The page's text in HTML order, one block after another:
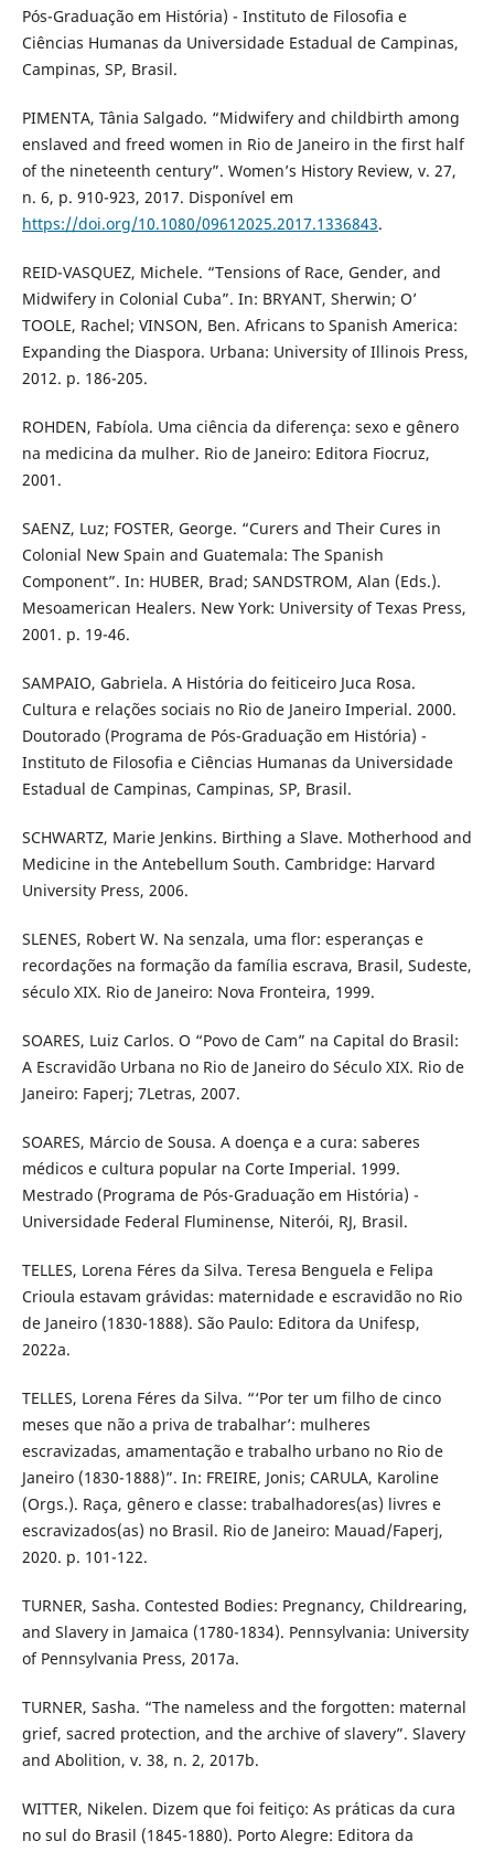
Pós-Graduação em História) - Instituto de Filosofia e
Ciências Humanas da Universidade Estadual de Campinas,
Campinas, SP, Brasil.
PIMENTA, Tânia Salgado. “Midwifery and childbirth among
enslaved and freed women in Rio de Janeiro in the first half
of the nineteenth century”. Women’s History Review, v. 27,
n. 6, p. 910-923, 2017. Disponível em
https://doi.org/10.1080/09612025.2017.1336843.
REID-VASQUEZ, Michele. “Tensions of Race, Gender, and
Midwifery in Colonial Cuba”. In: BRYANT, Sherwin; O’
TOOLE, Rachel; VINSON, Ben. Africans to Spanish America:
Expanding the Diaspora. Urbana: University of Illinois Press,
2012. p. 186-205.
ROHDEN, Fabíola. Uma ciência da diferença: sexo e gênero
na medicina da mulher. Rio de Janeiro: Editora Fiocruz,
2001.
SAENZ, Luz; FOSTER, George. “Curers and Their Cures in
Colonial New Spain and Guatemala: The Spanish
Component”. In: HUBER, Brad; SANDSTROM, Alan (Eds.).
Mesoamerican Healers. New York: University of Texas Press,
2001. p. 19-46.
SAMPAIO, Gabriela. A História do feiticeiro Juca Rosa.
Cultura e relações sociais no Rio de Janeiro Imperial. 2000.
Doutorado (Programa de Pós-Graduação em História) -
Instituto de Filosofia e Ciências Humanas da Universidade
Estadual de Campinas, Campinas, SP, Brasil.
SCHWARTZ, Marie Jenkins. Birthing a Slave. Motherhood and
Medicine in the Antebellum South. Cambridge: Harvard
University Press, 2006.
SLENES, Robert W. Na senzala, uma flor: esperanças e
recordações na formação da família escrava, Brasil, Sudeste,
século XIX. Rio de Janeiro: Nova Fronteira, 1999.
SOARES, Luiz Carlos. O “Povo de Cam” na Capital do Brasil:
A Escravidão Urbana no Rio de Janeiro do Século XIX. Rio de
Janeiro: Faperj; 7Letras, 2007.
SOARES, Márcio de Sousa. A doença e a cura: saberes
médicos e cultura popular na Corte Imperial. 1999.
Mestrado (Programa de Pós-Graduação em História) -
Universidade Federal Fluminense, Niterói, RJ, Brasil.
TELLES, Lorena Féres da Silva. Teresa Benguela e Felipa
Crioula estavam grávidas: maternidade e escravidão no Rio
de Janeiro (1830-1888). São Paulo: Editora da Unifesp,
2022a.
TELLES, Lorena Féres da Silva. “‘Por ter um filho de cinco
meses que não a priva de trabalhar’: mulheres
escravizadas, amamentação e trabalho urbano no Rio de
Janeiro (1830-1888)”. In: FREIRE, Jonis; CARULA, Karoline
(Orgs.). Raça, gênero e classe: trabalhadores(as) livres e
escravizados(as) no Brasil. Rio de Janeiro: Mauad/Faperj,
2020. p. 101-122.
TURNER, Sasha. Contested Bodies: Pregnancy, Childrearing,
and Slavery in Jamaica (1780-1834). Pennsylvania: University
of Pennsylvania Press, 2017a.
TURNER, Sasha. “The nameless and the forgotten: maternal
grief, sacred protection, and the archive of slavery”. Slavery
and Abolition, v. 38, n. 2, 2017b.
WITTER, Nikelen. Dizem que foi feitiço: As práticas da cura
no sul do Brasil (1845-1880). Porto Alegre: Editora da